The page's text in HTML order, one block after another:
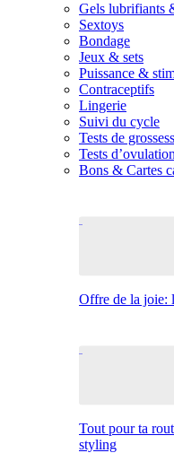
Gels lubrifiants
Sextoys
Bondage
Jeux & sets
Puissance &
Contraceptifs
Lingerie
Suivi du cycle
Tests de
Tests d’ovulation
Bons & Cartes
Offre de la joie:
Tout pour ta
styling